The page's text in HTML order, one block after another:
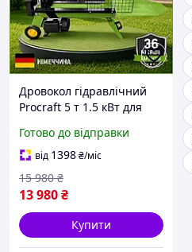
Дровокол гідравлічний
Procraft 5 т 1.5 кВт для
для заготівлі дров
Німеччина Гарантія 36
місяців
Готово до відправки
від 1398₴/міс
13 980₴
15 980 ₴
Купити